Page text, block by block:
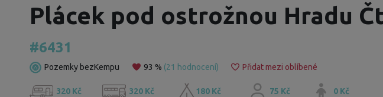
Plácek pod ostrožnou Hradu
#6431
Pozemky bezKempu 93 % (21 hodnocení) Přidat mezi oblíbené
320 Kč 320 Kč 180 Kč 75 Kč 0 Kč